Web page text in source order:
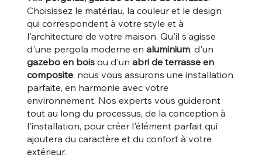
Choisissez le matériau, la couleur et le design
qui correspondent à votre style et à
l'architecture de votre maison. Qu'il s'agisse
d'une pergola moderne en aluminium, d'un
gazebo en boisou d'un abri de terrasse en
composite, nous vous assurons une installation
parfaite, en harmonie avec votre
environnement. Nos experts vous guideront
tout au long du processus, de la conception à
l'installation, pour créer l'élément parfait qui
ajoutera du caractère et du confort à votre
extérieur.